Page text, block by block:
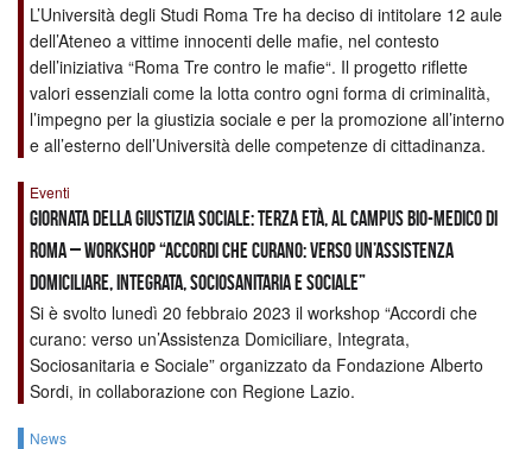
L’Università degli Studi Roma Tre ha deciso di intitolare 12 aule
dell’Ateneo a vittime innocenti delle mafie, nel contesto
dell’iniziativa “Roma Tre contro le mafie“. Il progetto riflette
valori essenziali come la lotta contro ogni forma di criminalità,
l’impegno per la giustizia sociale e per la promozione all’interno
e all’esterno dell’Università delle competenze di cittadinanza.
Eventi
Giornata della Giustizia Sociale: Terza Età, al Campus Bio-Medico di
Roma – Workshop “Accordi che curano: Verso un’Assistenza
Domiciliare, Integrata, Sociosanitaria e Sociale”
Si è svolto lunedì 20 febbraio 2023 il workshop “Accordi che
curano: verso un’Assistenza Domiciliare, Integrata,
Sociosanitaria e Sociale” organizzato da Fondazione Alberto
Sordi, in collaborazione con Regione Lazio.
News